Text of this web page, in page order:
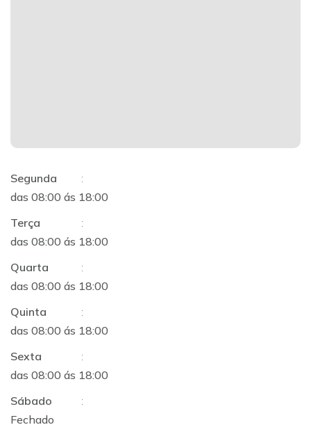
Segunda
:
das 08:00 ás 18:00
Terça
:
das 08:00 ás 18:00
Quarta
:
das 08:00 ás 18:00
Quinta
:
das 08:00 ás 18:00
Sexta
:
das 08:00 ás 18:00
Sábado
:
Fechado